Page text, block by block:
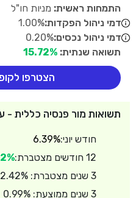
התמחות ראשית: מניות חו"ל
דמי ניהול הפקדות:1.00%
דמי ניהול נכסים:0.20%
תשואה שנתית: 15.72%
הצטרפו
תשואות מור פנסיה כללית -
חודש יוני:6.39%
12 חודשים מצטברת:
3 שנים מצטברת: 42.42%
3 שנים ממוצעת: 0.99%